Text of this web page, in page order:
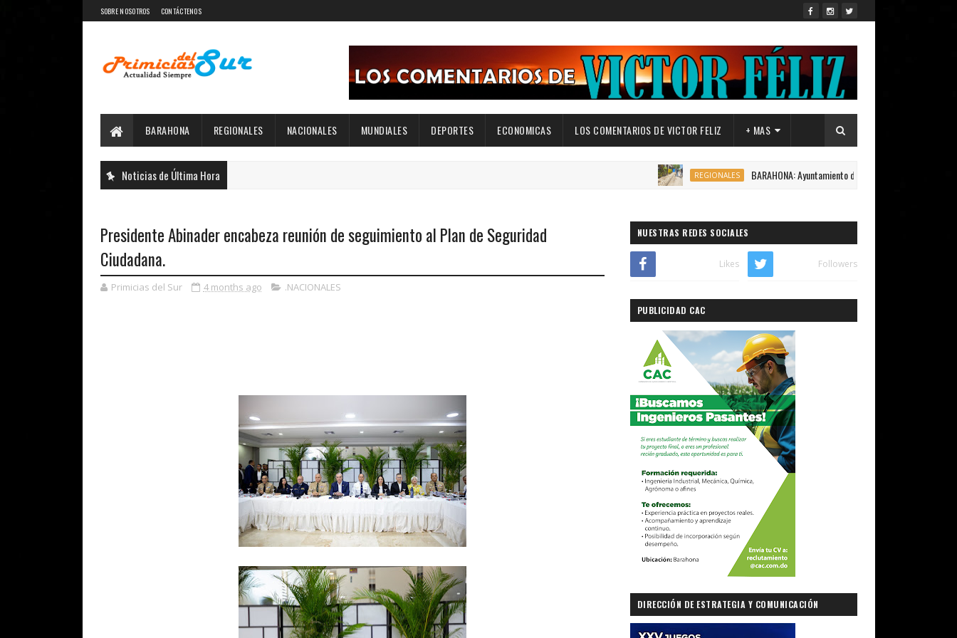
SOBRE NOSOTROS CONTÁCTENOS
BARAHONA REGIONALES NACIONALES MUNDIALES DEPORTES ECONOMICAS LOS COMENTARIOS DE VICTOR FELIZ + MAS
Noticias de Última Hora REGIONALES BARAHONA: Ayuntamiento de Canoa,inicia construcción 1,200
Presidente Abinader encabeza reunión de seguimiento al Plan de Seguridad
Ciudadana.
Primicias del Sur 4 months ago .NACIONALES
NUESTRAS REDES SOCIALES
Likes Followers
PUBLICIDAD CAC
DIRECCIÓN DE ESTRATEGIA Y COMUNICACIÓN
GUBERNAMENTAL